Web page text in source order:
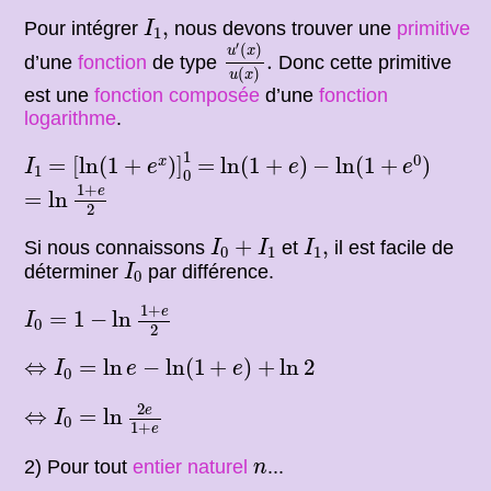
Pour intégrer I1,
I1 nous devons trouver une primitive
d’unefonction de type
u′(x)
u(x) .
u′(x)u( x).
Donc cette primitive
est unefonction composée d’unefonction
logarithme.
I1
I1 = [ln(1 + ex)] 1
0
ln 1 + 0 1
= ln(1 + e) − ln(1 + e0)
ln 1+ e ln 1+ e0
= ln 1+e
2
=ln + e 2
Si nous connaissons I0 + I1
I0 +I 1 et I1,
I1
il est facile de
déterminer I0
I0 par différence.
I0 = 1 − ln 1+e
2
I0 − 1+ e2
⇔ I0 = lne − ln(1 + e) + ln 2
⇔ 0 e + e)+ ln
⇔ I0 = ln 2e
1+e
0 2 1+e
2) Pour toutentier naturel n
n...